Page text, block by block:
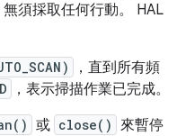
須採取任何行動。 HAL
，直到所有頻
，表示掃描作業已完成。
或 close() 來暫停